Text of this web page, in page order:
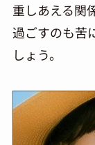
重しあえる関
過ごすのも苦
しょう。